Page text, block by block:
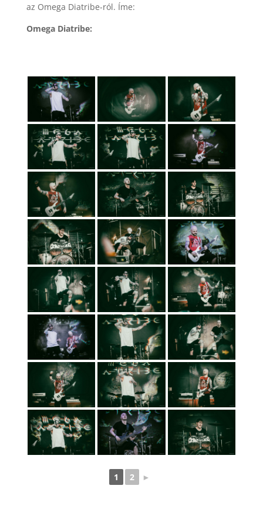
az Omega Diatribe-ról. Íme:
Omega Diatribe:
1 2 ►